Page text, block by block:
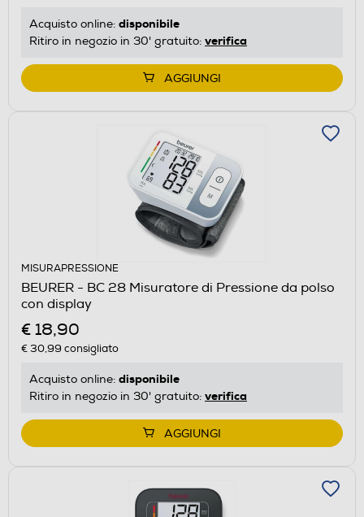
Acquisto online: disponibile
Ritiro in negozio in 30' gratuito: verifica
AGGIUNGI
MISURAPRESSIONE
BEURER - BC 28 Misuratore di Pressione da polso
con display
€ 18,90
€ 30,99 consigliato
Acquisto online: disponibile
Ritiro in negozio in 30' gratuito: verifica
AGGIUNGI